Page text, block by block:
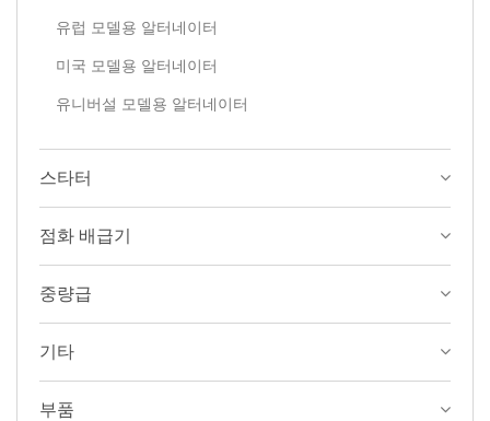
유럽 모델용 알터네이터
미국 모델용 알터네이터
유니버설 모델용 알터네이터
스타터
점화 배급기
중량급
기타
부품